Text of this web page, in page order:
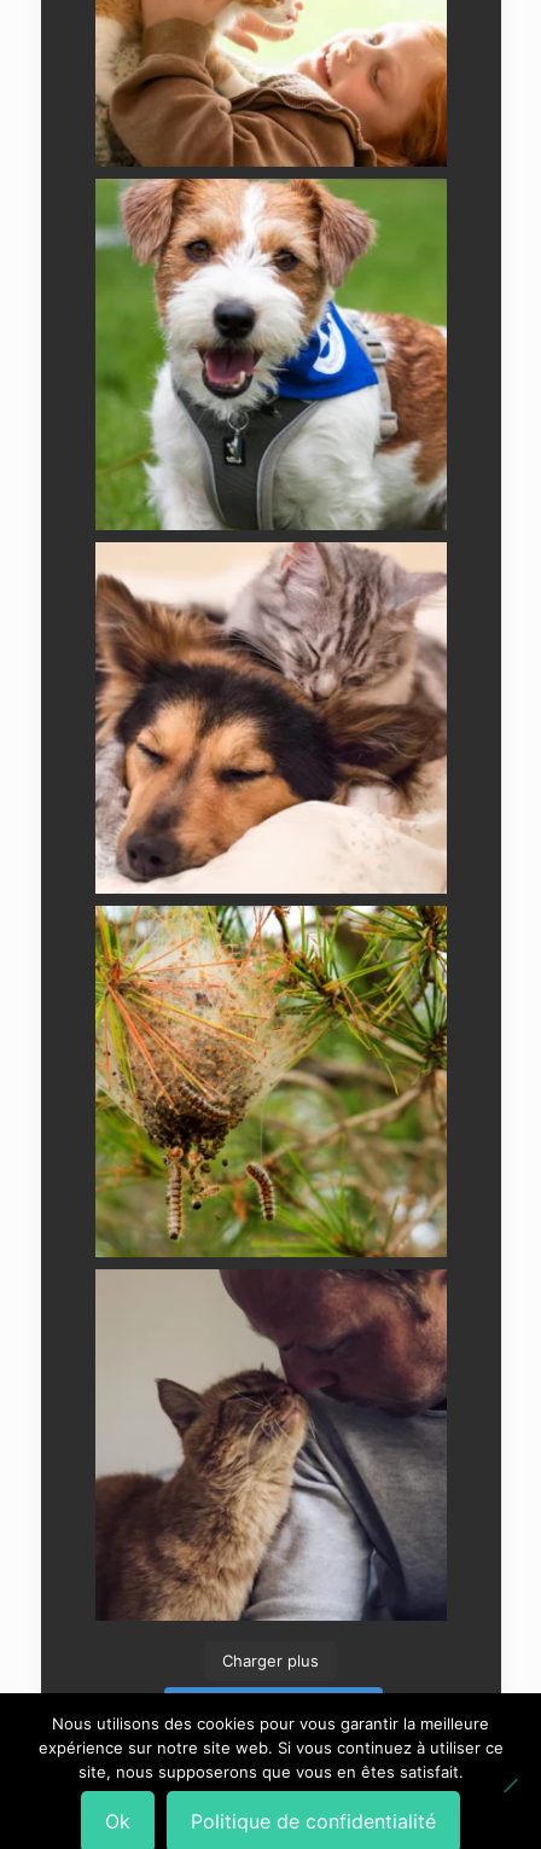
Charger plus
Nous utilisons des cookies pour vous garantir la meilleure
expérience sur notre site web. Si vous continuez à utiliser ce
site, nous supposerons que vous en êtes satisfait.
Ok Politique de confidentialité